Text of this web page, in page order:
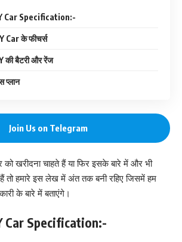
Car Specification:-
Car के फीचर्स
की बैटरी और रेंज
प्लान
Join Us on Telegram
खरीदना चाहते हैं या फिर इसके बारे में और भी
हैं तो हमारे इस लेख में अंत तक बनी रहिए जिसमें हम
के बारे में बताएंगे।
Car Specification:-